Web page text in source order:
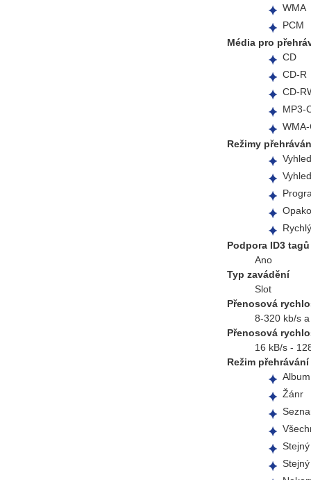
WMA
PCM
Média pro
CD
CD-R
CD-
MP3-
Režimy
Podpora ID3 tagů
Ano
Typ zavádění
Slot
Přenosová
8-320 kb/s
Přenosová
16 kB/s -
Režim
Album
Žánr